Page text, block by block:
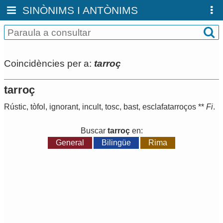
SINÒNIMS I ANTÒNIMS
Coincidències per a: tarroç
tarroç
Rústic, tòfol , ignorant, incult, tosc, bast, esclafatarroços ** Fi.
Buscar tarroçen:
General
Bilingüe Rima